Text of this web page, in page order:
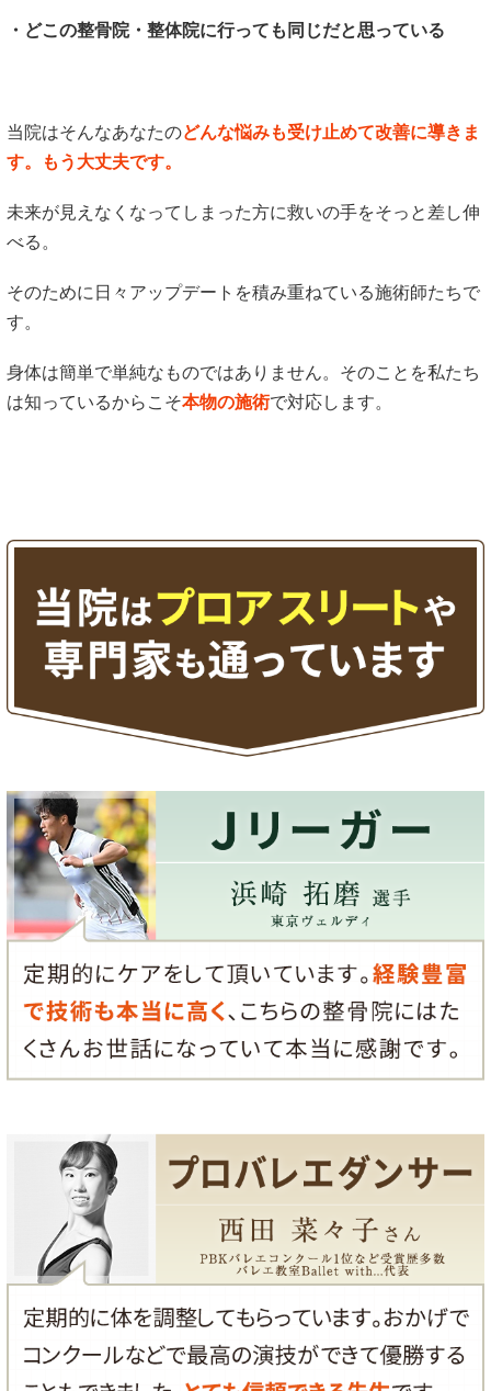
・どこの整骨院・整体院に行っても同じだと思っている
当院はそんなあなたのどんな悩みも受け止めて改善に導きま
す。もう大丈夫です。
未来が見えなくなってしまった方に救いの手をそっと差し伸
べる。
そのために日々アップデートを積み重ねている施術師たちで
す。
身体は簡単で単純なものではありません。そのことを私たち
は知っているからこそ本物の施術で対応します。